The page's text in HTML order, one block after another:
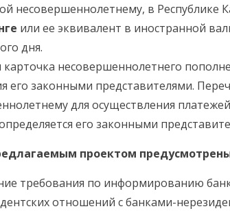
несовершеннолетнему, в Республике
или ее эквивалент в иностранной
дня.
карточка несовершеннолетнего
его законными представителями.
для осуществления
его законными
проектом
требования по информированию
отношений с банками-